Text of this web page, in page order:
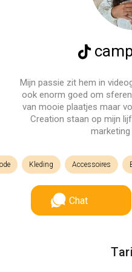
Mijn passie zit hem in
ook enorm goed om
van mooie plaatjes maar
Creation staan op mijn
Kleding Accessoires
Chat